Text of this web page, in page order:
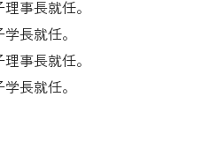
事長就任。
長就任。
事長就任。
長就任。